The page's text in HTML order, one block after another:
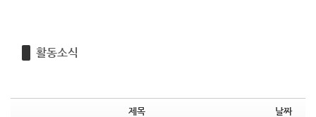
활동소식
제목 날짜